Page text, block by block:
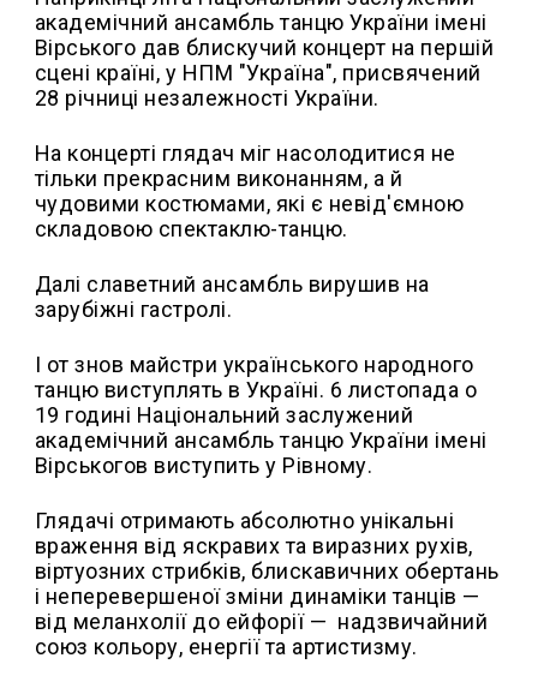
академічний ансамбль танцю України імені
Вірського дав блискучий концерт на першій
сцені країні, у НПМ "Україна", присвячений
28 річниці незалежності України.
На концерті глядач міг насолодитися не
тільки прекрасним виконанням, а й
чудовими костюмами, які є невід'ємною
складовою спектаклю-танцю.
Далі славетний ансамбль вирушив на
зарубіжні гастролі.
І от знов майстри українського народного
танцю виступлять в Україні. 6 листопада о
19 годині Національний заслужений
академічний ансамбль танцю України імені
Вірськогов виступить у Рівному.
Глядачі отримають абсолютно унікальні
враження від яскравих та виразних рухів,
віртуозних стрибків, блискавичних обертань
і неперевершеної зміни динаміки танців —
від меланхолії до ейфорії — надзвичайний
союз кольору, енергії та артистизму.